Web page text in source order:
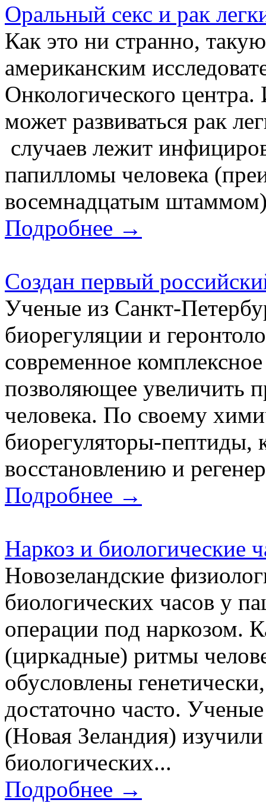
Оральный секс и рак
Как это ни странно,
американским
Онкологического
может развиваться рак
случаев лежит
папилломы человека
восемнадцатым
Подробнее →
Создан первый
Ученые из Санкт-
биорегуляции и
современное
позволяющее увеличить
человека. По своему
биорегуляторы-
восстановлению и
Подробнее →
Наркоз и биологические
Новозеландские
биологических часов у
операции под наркозом.
(циркадные) ритмы
обусловлены
достаточно часто.
(Новая Зеландия)
биологических...
Подробнее →